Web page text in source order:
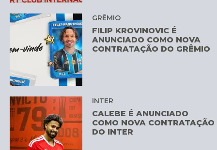
GRÊMIO
FILIP KROVINOVIC É
ANUNCIADO COMO NOVA
CONTRATAÇÃO DO GRÊMIO
INTER
CALEBE É ANUNCIADO
COMO NOVA CONTRATAÇÃO
DO INTER